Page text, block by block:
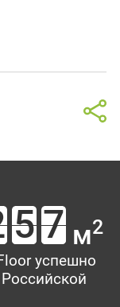
м2
успешно